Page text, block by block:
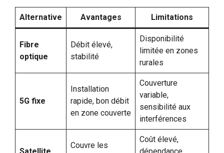
Alternative Avantages Limitations
Fibre
optique
Débit élevé,
stabilité
Disponibilité
limitée en zones
rurales
5G fixe
Installation
rapide, bon débit
en zone couverte
Couverture
variable,
sensibilité aux
interférences
Couvre les
Coût élevé,